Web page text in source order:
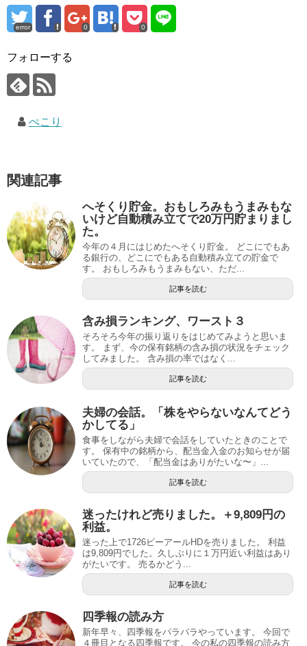
error 0 0
フォローする
ぺこり
関連記事
へそくり貯金。おもしろみもうまみもな
いけど自動積み立てで20万円貯まりまし
た。
今年の４月にはじめたへそくり貯金。 どこにでもあ
る銀行の、どこにでもある自動積み立ての貯金で
す。 おもしろみもうまみもない、ただ...
記事を読む
含み損ランキング、ワースト３
そろそろ今年の振り返りをはじめてみようと思いま
す。 まず、今の保有銘柄の含み損の状況をチェック
してみました。 含み損の率ではなく...
記事を読む
夫婦の会話。「株をやらないなんてどう
かしてる」
食事をしながら夫婦で会話をしていたときのことで
す。 保有中の銘柄から、配当金入金のお知らせが届
いていたので、「配当金はありがたいな〜」...
記事を読む
迷ったけれど売りました。＋9,809円の
利益。
迷った上で1726ビーアールHDを売りました。 利益
は9,809円でした。久しぶりに１万円近い利益はあり
がたいです。 売るかどう...
記事を読む
四季報の読み方
新年早々、四季報をパラパラやっています。 今回で
４冊目となる四季報です。 今の私の四季報の読み方